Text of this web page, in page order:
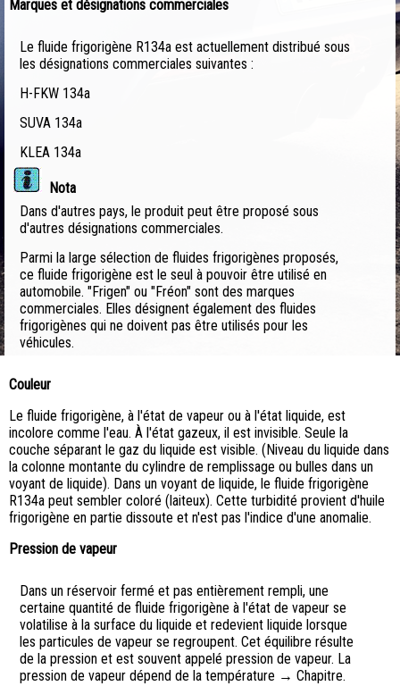
Marques et désignations commerciales
Le fluide frigorigène R134a est actuellement distribué sous
les désignations commerciales suivantes :
H-FKW 134a
SUVA 134a
KLEA 134a
Nota
Dans d'autres pays, le produit peut être proposé sous
d'autres désignations commerciales.
Parmi la large sélection de fluides frigorigènes proposés,
ce fluide frigorigène est le seul à pouvoir être utilisé en
automobile. "Frigen" ou "Fréon" sont des marques
commerciales. Elles désignent également des fluides
frigorigènes qui ne doivent pas être utilisés pour les
véhicules.
Couleur
Le fluide frigorigène, à l'état de vapeur ou à l'état liquide, est
incolore comme l'eau. À l'état gazeux, il est invisible. Seule la
couche séparant le gaz du liquide est visible. (Niveau du liquide dans
la colonne montante du cylindre de remplissage ou bulles dans un
voyant de liquide). Dans un voyant de liquide, le fluide frigorigène
R134a peut sembler coloré (laiteux). Cette turbidité provient d'huile
frigorigène en partie dissoute et n'est pas l'indice d'une anomalie.
Pression de vapeur
Dans un réservoir fermé et pas entièrement rempli, une
certaine quantité de fluide frigorigène à l'état de vapeur se
volatilise à la surface du liquide et redevient liquide lorsque
les particules de vapeur se regroupent. Cet équilibre résulte
de la pression et est souvent appelé pression de vapeur. La
pression de vapeur dépend de la température → Chapitre.